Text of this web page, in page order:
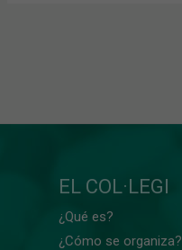
EL COL·LEGI
¿Qué es?
¿Cómo se organiza?